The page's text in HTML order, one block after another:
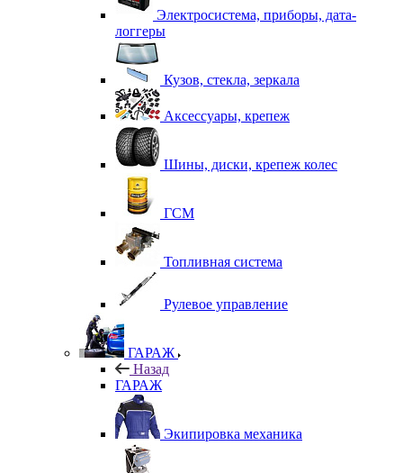
Электросистема, приборы, дата-
логгеры
Кузов, стекла, зеркала
Аксессуары, крепеж
Шины, диски, крепеж колес
ГСМ
Топливная система
Рулевое управление
ГАРАЖ
Назад
ГАРАЖ
Экипировка механика